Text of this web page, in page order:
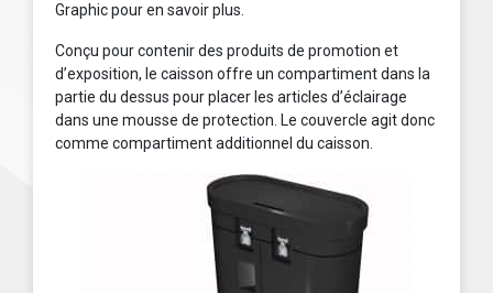
Graphic pour en savoir plus.
Conçu pour contenir des produits de promotion et
d’exposition, le caisson offre un compartiment dans la
partie du dessus pour placer les articles d’éclairage
dans une mousse de protection. Le couvercle agit donc
comme compartiment additionnel du caisson.